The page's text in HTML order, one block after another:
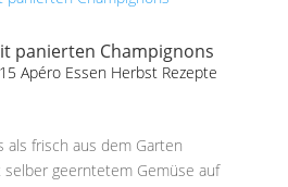
panierten Champignons
Apéro Essen Herbst Rezepte
als frisch aus dem Garten
geerntetem Gemüse auf